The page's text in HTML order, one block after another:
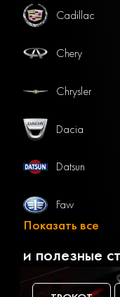
Cadillac
Chery
Chrysler
Dacia
Datsun
Faw
Geely
Показать все
и полезные